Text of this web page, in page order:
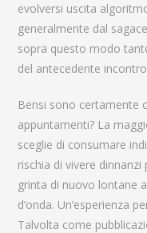
evolversi uscita
generalmente dal
sopra questo modo
del antecedente
Bensi sono certamente
appuntamenti? La
sceglie di consumare
rischia di vivere
grinta di nuovo lontane
d’onda. Un’esperienza
Talvolta come